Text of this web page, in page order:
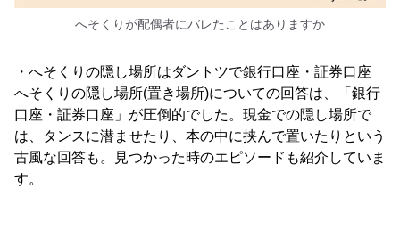
へそくりが配偶者にバレたことはありますか
・へそくりの隠し場所はダントツで銀行口座・証券口座
へそくりの隠し場所(置き場所)についての回答は、「銀行
口座・証券口座」が圧倒的でした。現金での隠し場所で
は、タンスに潜ませたり、本の中に挟んで置いたりという
古風な回答も。見つかった時のエピソードも紹介していま
す。